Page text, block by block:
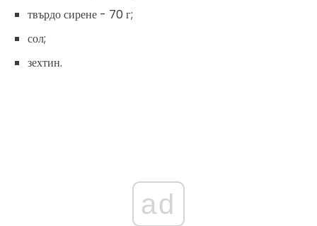
твърдо сирене - 70 г;
сол;
зехтин.
ad